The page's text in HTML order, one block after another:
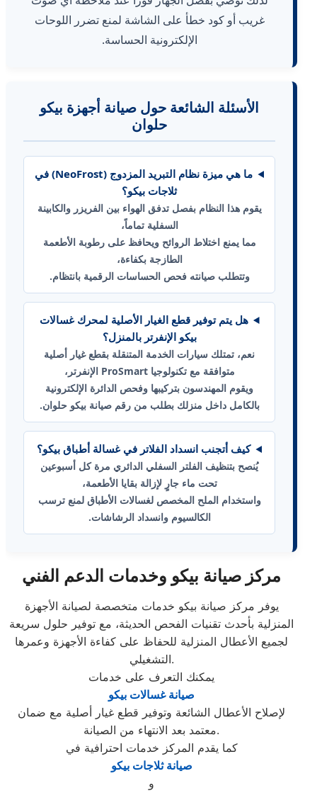
غريب أو كود خطأ على الشاشة لمنع تضرر اللوحات
الإلكترونية الحساسة.
الأسئلة الشائعة حول صيانة أجهزة بيكو
حلوان
ما هي ميزة نظام التبريد المزدوج (NeoFrost) في
ثلاجات بيكو؟
يقوم هذا النظام بفصل تدفق الهواء بين الفريزر والكابينة
السفلية تماماً،
مما يمنع اختلاط الروائح ويحافظ على رطوبة الأطعمة
الطازجة بكفاءة،
وتتطلب صيانته فحص الحساسات الرقمية بانتظام.
هل يتم توفير قطع الغيار الأصلية لمحرك غسالات
بيكو الإنفرتر بالمنزل؟
نعم، تمتلك سيارات الخدمة المتنقلة بقطع غيار أصلية
متوافقة مع تكنولوجيا ProSmart الإنفرتر،
ويقوم المهندسون بتركيبها وفحص الدائرة الإلكترونية
بالكامل داخل منزلك بطلب من رقم صيانة بيكو حلوان.
كيف أتجنب انسداد الفلاتر في غسالة أطباق بيكو؟
يُنصح بتنظيف الفلتر السفلي الدائري مرة كل أسبوعين
تحت ماء جارٍ لإزالة بقايا الأطعمة،
واستخدام الملح المخصص لغسالات الأطباق لمنع ترسب
الكالسيوم وانسداد الرشاشات.
مركز صيانة بيكو وخدمات الدعم الفني
يوفر مركز صيانة بيكو خدمات متخصصة لصيانة الأجهزة
المنزلية بأحدث تقنيات الفحص الحديثة، مع توفير حلول سريعة
لجميع الأعطال المنزلية للحفاظ على كفاءة الأجهزة وعمرها
التشغيلي.
يمكنك التعرف على خدمات
صيانة غسالات بيكو
لإصلاح الأعطال الشائعة وتوفير قطع غيار أصلية مع ضمان
معتمد بعد الانتهاء من الصيانة.
كما يقدم المركز خدمات احترافية في
صيانة ثلاجات بيكو
و